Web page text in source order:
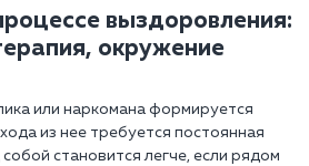
выздоровления:
окружение
или наркомана формируется
из нее требуется постоянная
становится легче, если рядом